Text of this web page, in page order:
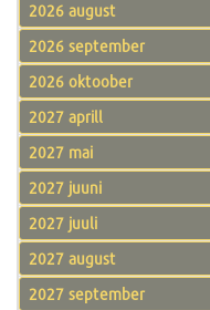
2026 august
2026 september
2026 oktoober
2027 aprill
2027 mai
2027 juuni
2027 juuli
2027 august
2027 september